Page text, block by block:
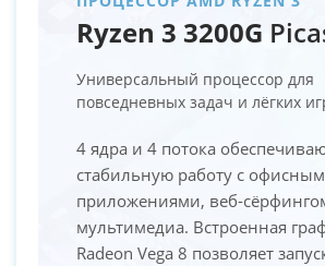
Ryzen 3 3200G
Универсальный процессор для
повседневных задач и лёгких
4 ядра и 4 потока
стабильную работу с
приложениями, веб-
мультимедиа. Встроенная
Radeon Vega 8 позволяет